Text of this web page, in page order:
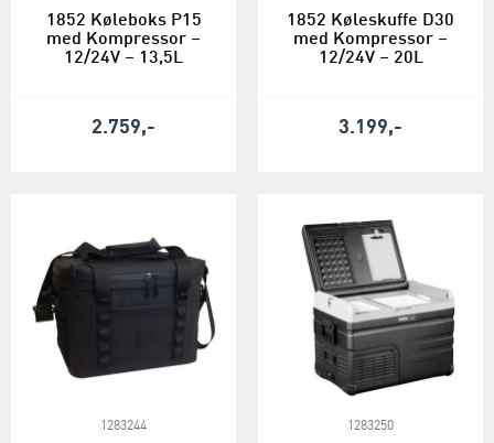
1852 Køleboks P15
med Kompressor –
12/24V – 13,5L
2.759,-
1852 Køleskuffe D30
med Kompressor –
12/24V – 20L
3.199,-
1283244 1283250